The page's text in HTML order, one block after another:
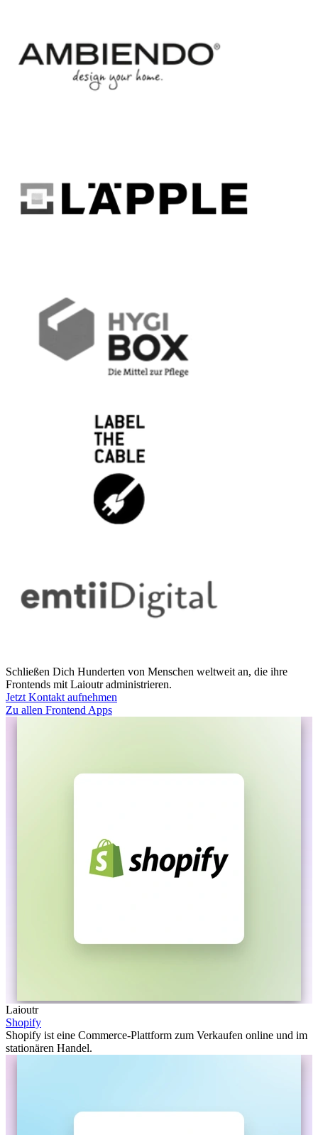
Schließen Dich Hunderten von Menschen weltweit an, die ihre
Frontends mit Laioutr administrieren.
Jetzt Kontakt aufnehmen
Zu allen Frontend Apps
Laioutr
Shopify
Shopify ist eine Commerce-Plattform zum Verkaufen online und im
stationären Handel.